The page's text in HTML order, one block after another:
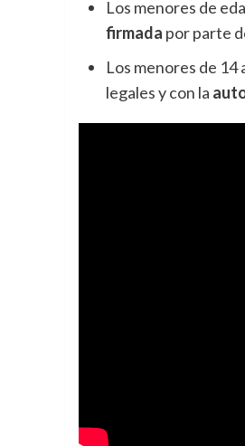
Los menores de
firmada por parte
Los menores de
legales y con la